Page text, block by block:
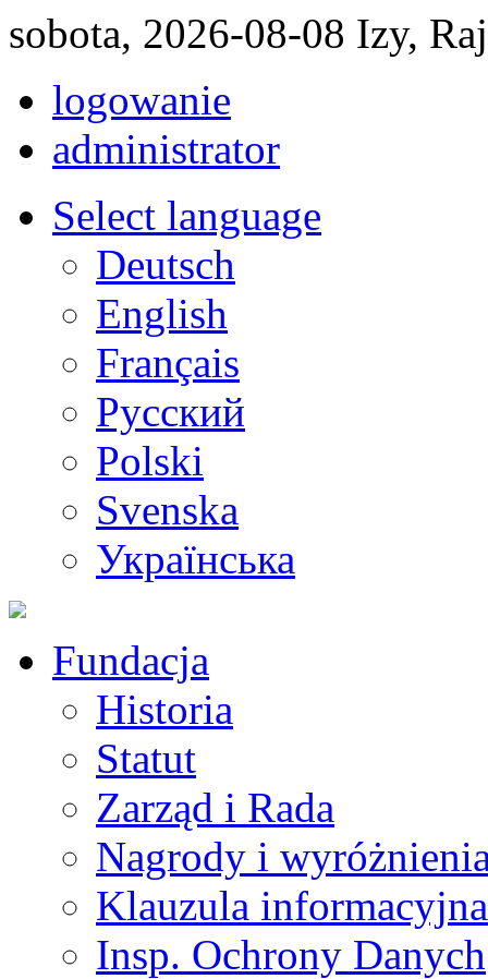
sobota, 2026-08-08 Izy,
logowanie
administrator
Select language
Deutsch
English
Français
Pусский
Polski
Svenska
Українська
Fundacja
Historia
Statut
Zarząd i Rada
Nagrody i
Klauzula informacyjna
Insp. Ochrony Danych